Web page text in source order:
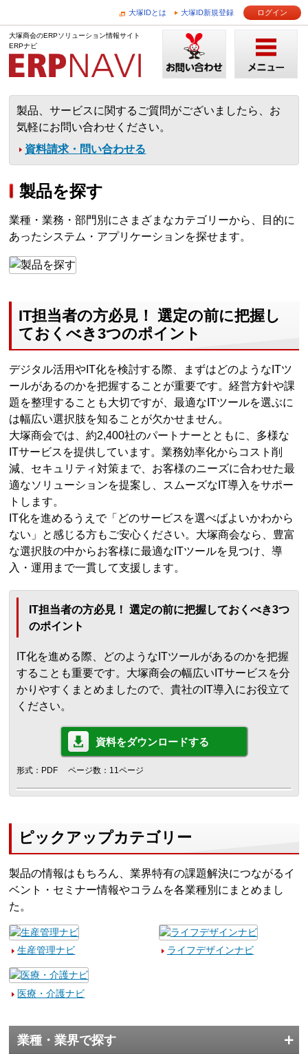
大塚IDとは 大塚ID新規登録 ログイン
大塚商会のERPソリューション情報サイト
ERPナビ
製品、サービスに関するご質問がございましたら、お
気軽にお問い合わせください。
資料請求・問い合わせる
製品を探す
業種・業務・部門別にさまざまなカテゴリーから、目的に
あったシステム・アプリケーションを探せます。
IT担当者の方必見！ 選定の前に把握し
ておくべき3つのポイント
デジタル活用やIT化を検討する際、まずはどのようなITツ
ールがあるのかを把握することが重要です。経営方針や課
題を整理することも大切ですが、最適なITツールを選ぶに
は幅広い選択肢を知ることが欠かせません。
大塚商会では、約2,400社のパートナーとともに、多様な
ITサービスを提供しています。業務効率化からコスト削
減、セキュリティ対策まで、お客様のニーズに合わせた最
適なソリューションを提案し、スムーズなIT導入をサポー
トします。
IT化を進めるうえで「どのサービスを選べばよいかわから
ない」と感じる方もご安心ください。大塚商会なら、豊富
な選択肢の中からお客様に最適なITツールを見つけ、導
入・運用まで一貫して支援します。
IT担当者の方必見！ 選定の前に把握しておくべき3つ
のポイント
IT化を進める際、どのようなITツールがあるのかを把握
することも重要です。大塚商会の幅広いITサービスを分
かりやすくまとめましたので、貴社のIT導入にお役立て
ください。
資料をダウンロードする
形式：PDF ページ数：11ページ
ピックアップカテゴリー
製品の情報はもちろん、業界特有の課題解決につながるイ
ベント・セミナー情報やコラムを各業種別にまとめまし
た。
生産管理ナビ ライフデザインナビ
医療・介護ナビ
業種・業界で探す